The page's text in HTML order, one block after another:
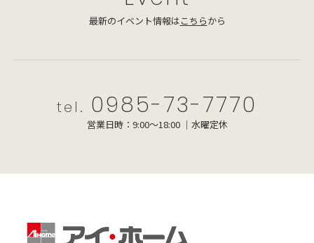
最新のイベント情報はこちらから
tel. 0985-73-7770
営業日時：9:00～18:00 ｜水曜定休